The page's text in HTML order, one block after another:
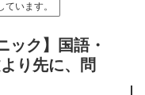
います。
ック】国語・
り先に、問